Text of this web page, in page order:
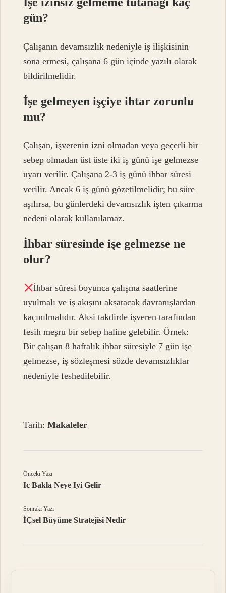
gün?
Çalışanın devamsızlık nedeniyle iş ilişkisinin
sona ermesi, çalışana 6 gün içinde yazılı olarak
bildirilmelidir.
İşe gelmeyen işçiye ihtar zorunlu
mu?
Çalışan, işverenin izni olmadan veya geçerli bir
sebep olmadan üst üste iki iş günü işe gelmezse
uyarı verilir. Çalışana 2-3 iş günü ihbar süresi
verilir. Ancak 6 iş günü gözetilmelidir; bu süre
aşılırsa, bu günlerdeki devamsızlık işten çıkarma
nedeni olarak kullanılamaz.
İhbar süresinde işe gelmezse ne
olur?
İhbar süresi boyunca çalışma saatlerine
uyulmalı ve iş akışını aksatacak davranışlardan
kaçınılmalıdır. Aksi takdirde işveren tarafından
fesih meşru bir sebep haline gelebilir. Örnek:
Bir çalışan 8 haftalık ihbar süresiyle 7 gün işe
gelmezse, iş sözleşmesi sözde devamsızlıklar
nedeniyle feshedilebilir.
Tarih:Makaleler
Önceki Yazı
Ic Bakla Neye Iyi Gelir
Sonraki Yazı
İÇsel Büyüme Stratejisi Nedir